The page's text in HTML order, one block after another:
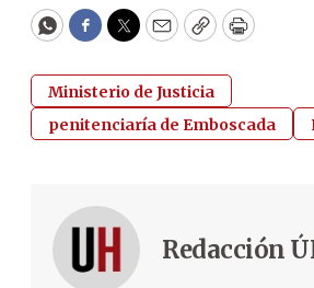
WhatsApp
Facebook
Twitter
EmailCopyPrint
Ministerio de Justicia
penitenciaría de Emboscada
Redacción